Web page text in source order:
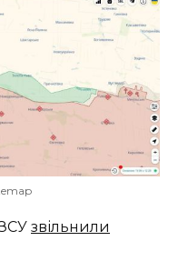
звільнили